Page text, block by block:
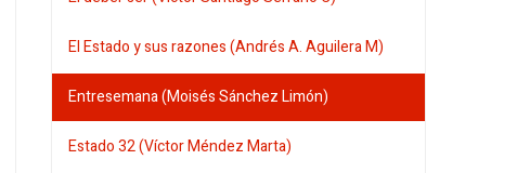
El Estado y sus razones (Andrés A. Aguilera M)
Entresemana (Moisés Sánchez Limón)
Estado 32 (Víctor Méndez Marta)